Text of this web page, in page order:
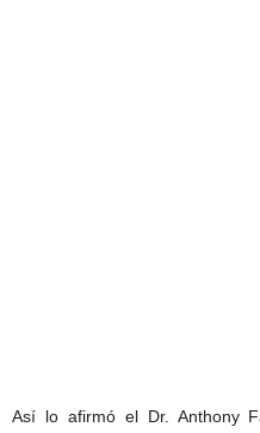
Así lo afirmó el Dr. Anthony